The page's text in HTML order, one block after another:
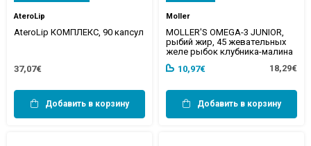
AteroLip
AteroLip КОМПЛЕКС, 90 капсул
37,07€
Добавить в корзину
Moller
MOLLER'S OMEGA-3 JUNIOR,
рыбий жир, 45 жевательных
желе рыбок клубника-малина
10,97€
18,29€
Добавить в корзину